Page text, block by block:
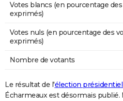
Votes blancs (en pourcentage
exprimés)
Votes nuls (en pourcentage des
exprimés)
Nombre de votants
Le résultat de l'élection
Écharmeaux est désormais publié.